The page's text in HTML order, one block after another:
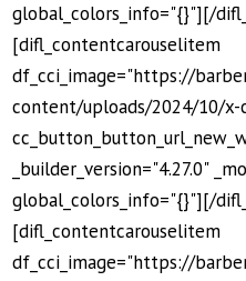
global_colors_info="{}"][/
[difl_contentcarouselitem
df_cci_image="https://
content/uploads/2024/10/x-
_builder_version="4.27.0"
global_colors_info="{}"][/
[difl_contentcarouselitem
df_cci_image="https://
¿Deseas más